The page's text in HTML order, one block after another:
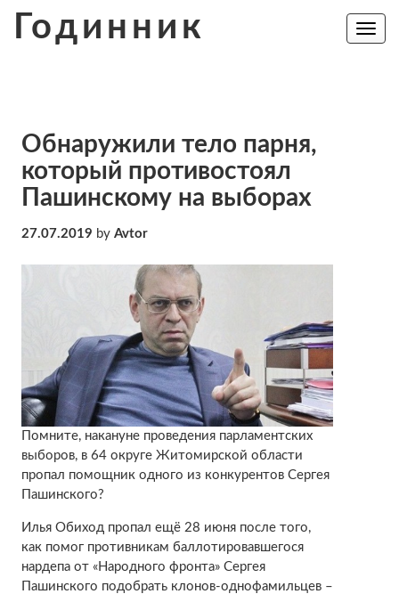
Годинник
Toggle
Обнаружили тело парня,
который противостоял
Пашинскому на выборах
27.07.2019 by Avtor
Помните, накануне проведения парламентских
выборов, в 64 округе Житомирской области
пропал помощник одного из конкурентов Сергея
Пашинского?
Илья Обиход пропал ещё 28 июня после того,
как помог противникам баллотировавшегося
нардепа от «Народного фронта» Сергея
Пашинского подобрать клонов-однофамильцев –